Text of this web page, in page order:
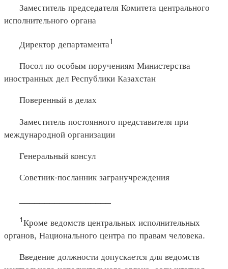
Заместитель председателя Комитета центрального
исполнительного органа
Директор департамента1
Посол по особым поручениям Министерства
иностранных дел Республики Казахстан
Поверенный в делах
Заместитель постоянного представителя при
международной организации
Генеральный консул
Советник-посланник загранучреждения
1Кроме ведомств центральных исполнительных
органов, Национального центра по правам человека.
Введение должности допускается для ведомств